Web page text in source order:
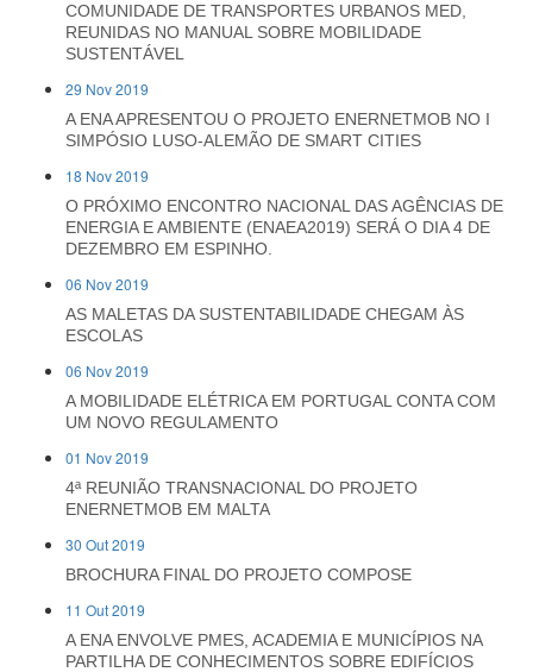
COMUNIDADE DE TRANSPORTES URBANOS MED,
REUNIDAS NO MANUAL SOBRE MOBILIDADE
SUSTENTÁVEL
29 Nov 2019
A ENA APRESENTOU O PROJETO ENERNETMOB NO I
SIMPÓSIO LUSO-ALEMÃO DE SMART CITIES
18 Nov 2019
O PRÓXIMO ENCONTRO NACIONAL DAS AGÊNCIAS DE
ENERGIA E AMBIENTE (ENAEA2019) SERÁ O DIA 4 DE
DEZEMBRO EM ESPINHO.
06 Nov 2019
AS MALETAS DA SUSTENTABILIDADE CHEGAM ÀS
ESCOLAS
06 Nov 2019
A MOBILIDADE ELÉTRICA EM PORTUGAL CONTA COM
UM NOVO REGULAMENTO
01 Nov 2019
4ª REUNIÃO TRANSNACIONAL DO PROJETO
ENERNETMOB EM MALTA
30 Out 2019
BROCHURA FINAL DO PROJETO COMPOSE
11 Out 2019
A ENA ENVOLVE PMES, ACADEMIA E MUNICÍPIOS NA
PARTILHA DE CONHECIMENTOS SOBRE EDIFÍCIOS